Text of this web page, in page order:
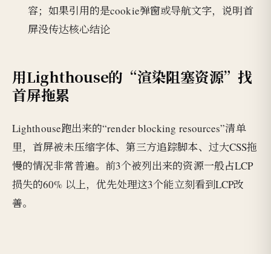
容；如果引用的是cookie弹窗或导航文字，说明首
屏没传达核心结论
用Lighthouse的“渲染阻塞资源”找
首屏拖累
Lighthouse跑出来的“render blocking resources”清单
里，首屏被未压缩字体、第三方追踪脚本、过大CSS拖
慢的情况非常普遍。前3个被列出来的资源一般占LCP
损失的60% 以上，优先处理这3个能立刻看到LCP改
善。